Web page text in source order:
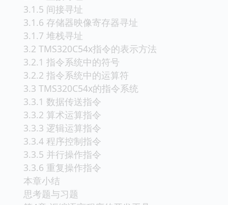
3.1.5 间接寻址
3.1.6 存储器映像寄存器寻址
3.1.7 堆栈寻址
3.2 TMS320C54x指令的表示方法
3.2.1 指令系统中的符号
3.2.2 指令系统中的运算符
3.3 TMS320C54x的指令系统
3.3.1 数据传送指令
3.3.2 算术运算指令
3.3.3 逻辑运算指令
3.3.4 程序控制指令
3.3.5 并行操作指令
3.3.6 重复操作指令
本章小结
思考题与习题